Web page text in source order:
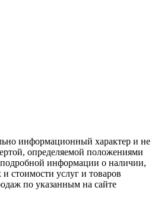
информационный характер и не
определяемой положениями
информации о наличии,
и стоимости услуг и товаров
по указанным на сайте